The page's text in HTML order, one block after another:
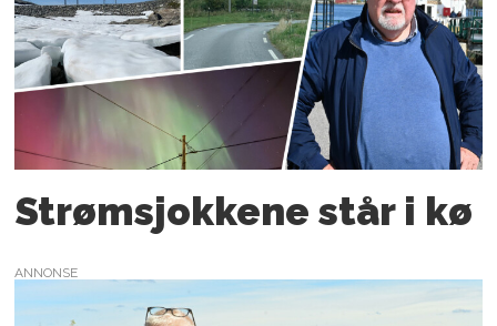
Strømsjokkene står i kø
ANNONSE